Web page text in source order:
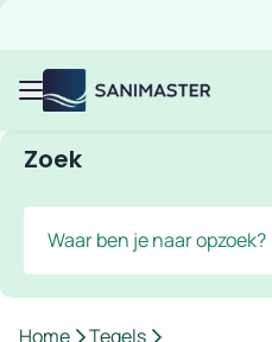
MenuSanimaster
Zoek
Home
Tegels